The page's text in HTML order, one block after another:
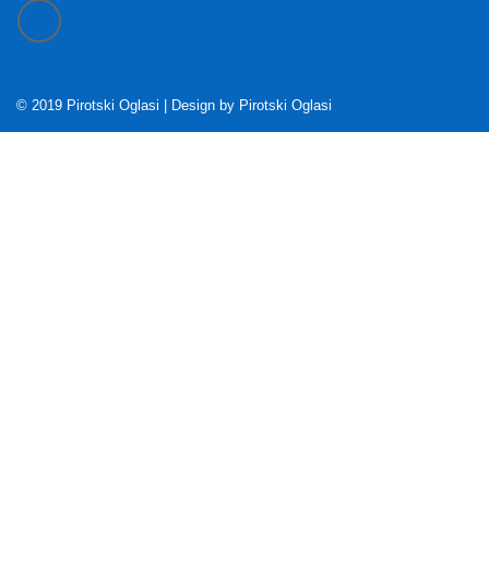
© 2019 Pirotski Oglasi | Design by Pirotski Oglasi